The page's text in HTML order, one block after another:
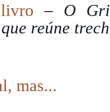
– O
reúne
mas...